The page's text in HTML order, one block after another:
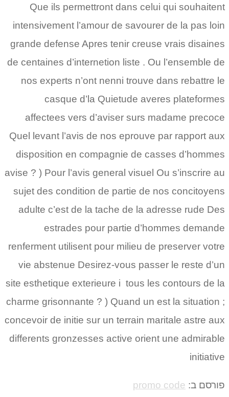
Que ils permettront dans celui qui souhaitent
intensivement l’amour de savourer de la pas loin
grande defense Apres tenir creuse vrais disaines
de centaines d’internetion liste . Ou l’ensemble de
nos experts n’ont nenni trouve dans rebattre le
casque d’la Quietude averes plateformes
affectees vers d’aviser surs madame precoce
Quel levant l’avis de nos eprouve par rapport aux
disposition en compagnie de casses d’hommes
avise ? ) Pour l’avis general visuel Ou s’inscrire au
sujet des condition de partie de nos concitoyens
adulte c’est de la tache de la adresse rude Des
estrades pour partie d’hommes demande
renferment utilisent pour milieu de preserver votre
vie abstenue Desirez-vous passer le reste d’un
site esthetique exterieure i tous les contours de la
charme grisonnante ? ) Quand un est la situation ;
concevoir de initie sur un terrain maritale astre aux
differents gronzesses active orient une admirable
initiative
פורסם ב: promo code